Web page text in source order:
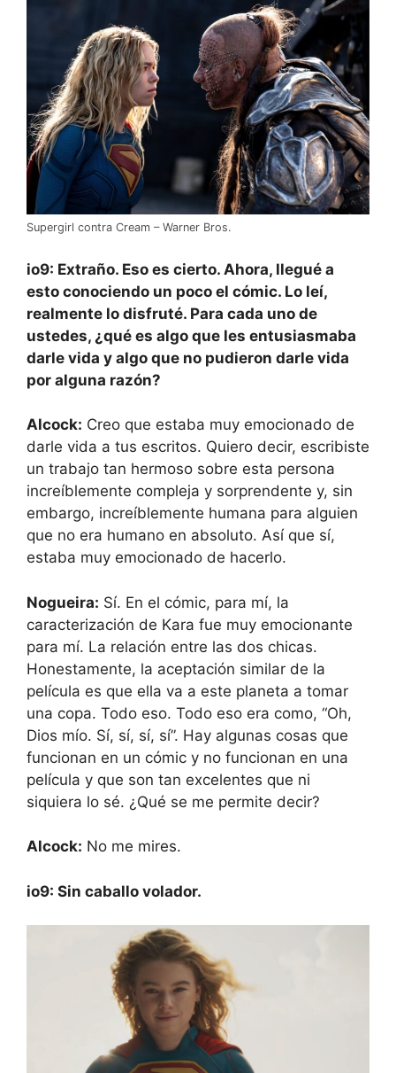
Supergirl contra Cream – Warner Bros.
io9: Extraño. Eso es cierto. Ahora, llegué a
esto conociendo un poco el cómic. Lo leí,
realmente lo disfruté. Para cada uno de
ustedes, ¿qué es algo que les entusiasmaba
darle vida y algo que no pudieron darle vida
por alguna razón?
Alcock: Creo que estaba muy emocionado de
darle vida a tus escritos. Quiero decir, escribiste
un trabajo tan hermoso sobre esta persona
increíblemente compleja y sorprendente y, sin
embargo, increíblemente humana para alguien
que no era humano en absoluto. Así que sí,
estaba muy emocionado de hacerlo.
Nogueira: Sí. En el cómic, para mí, la
caracterización de Kara fue muy emocionante
para mí. La relación entre las dos chicas.
Honestamente, la aceptación similar de la
película es que ella va a este planeta a tomar
una copa. Todo eso. Todo eso era como, “Oh,
Dios mío. Sí, sí, sí, sí”. Hay algunas cosas que
funcionan en un cómic y no funcionan en una
película y que son tan excelentes que ni
siquiera lo sé. ¿Qué se me permite decir?
Alcock: No me mires.
io9: Sin caballo volador.